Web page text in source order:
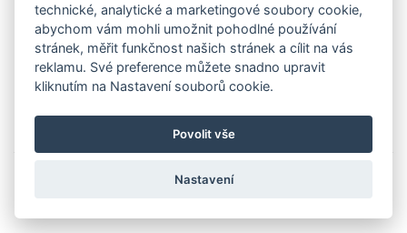
Dárkový poukaz na míru
Mystery box
Kolekce
NOVÁ rozkvetlá KOLEKCE 🌸🌼
aceit.czAll Right Reserved.
technické, analytické a marketingové soubory cookie,
abychom vám mohli umožnit pohodlné používání
stránek, měřit funkčnost našich stránek a cílit na vás
reklamu. Své preference můžete snadno upravit
kliknutím na Nastavení souborů cookie.
Povolit vše
Nastavení